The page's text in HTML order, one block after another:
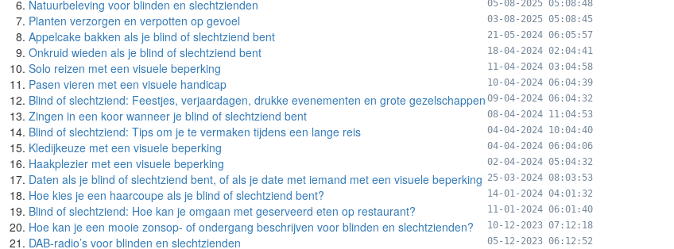
Natuurbeleving voor blinden en slechtzienden 05-08-2025 05:08:48
Planten verzorgen en verpotten op gevoel 03-08-2025 05:08:45
Appelcake bakken als je blind of slechtziend bent 21-05-2024 06:05:57
Onkruid wieden als je blind of slechtziend bent 18-04-2024 02:04:41
Solo reizen met een visuele beperking 11-04-2024 03:04:58
Pasen vieren met een visuele handicap 10-04-2024 06:04:39
Blind of slechtziend: Feestjes, verjaardagen, drukke evenementen en grote gezelschappen 09-04-2024 06:04:32
Zingen in een koor wanneer je blind of slechtziend bent 08-04-2024 11:04:53
Blind of slechtziend: Tips om je te vermaken tijdens een lange reis 04-04-2024 10:04:40
Kledijkeuze met een visuele beperking 04-04-2024 06:04:06
Haakplezier met een visuele beperking 02-04-2024 05:04:32
Daten als je blind of slechtziend bent, of als je date met iemand met een visuele beperking 25-03-2024 08:03:53
Hoe kies je een haarcoupe als je blind of slechtziend bent? 14-01-2024 04:01:32
Blind of slechtziend: Hoe kan je omgaan met geserveerd eten op restaurant? 11-01-2024 06:01:40
Hoe kan je een mooie zonsop- of ondergang beschrijven voor blinden en slechtzienden? 10-12-2023 07:12:18
DAB-radio’s voor blinden en slechtzienden 05-12-2023 06:12:52